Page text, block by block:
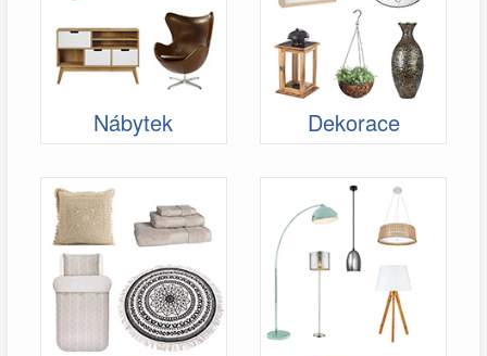
Nábytek Dekorace